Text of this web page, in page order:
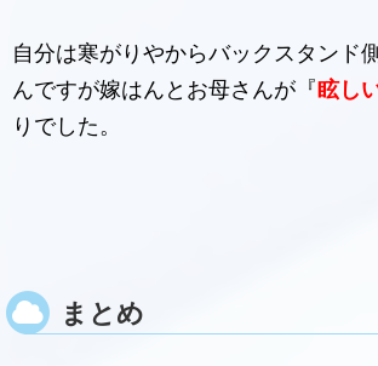
自分は寒がりやからバックスタンド
んですが嫁はんとお母さんが『眩し
りでした。
まとめ